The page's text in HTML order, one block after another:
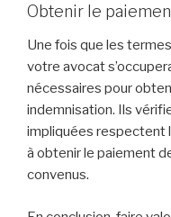
Obtenir le
Une fois que les
votre avocat
nécessaires pour
indemnisation. Ils
impliquées respectent
à obtenir le paiement
convenus.